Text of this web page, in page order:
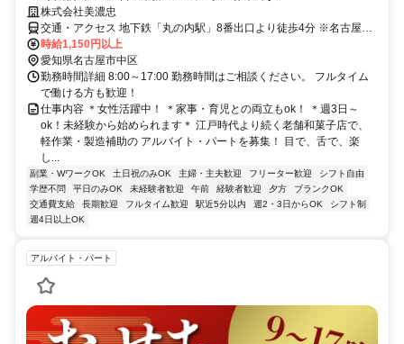
株式会社美濃忠
交通・アクセス 地下鉄「丸の内駅」8番出口より徒歩4分 ※名古屋市
中区・中村区・千種区・昭和区の支店や百貨店に店舗展開しています
時給1,150円以上
愛知県名古屋市中区
勤務時間詳細 8:00～17:00 勤務時間はご相談ください。 フルタイム
で働ける方も歓迎！
仕事内容 ＊女性活躍中！ ＊家事・育児との両立もok！ ＊週3日～
ok！未経験から始められます＊ 江戸時代より続く老舗和菓子店で、
軽作業・製造補助の アルバイト・パートを募集！ 目で、舌で、楽
し...
副業・WワークOK 土日祝のみOK 主婦・主夫歓迎 フリーター歓迎
シフト自由
学歴不問
平日のみOK 未経験者歓迎 午前 経験者歓迎 夕方
ブランクOK
交通費支給
長期歓迎 フルタイム歓迎 駅近5分以内 週2・3日からOK
シフト制
週4日以上OK
アルバイト・パート